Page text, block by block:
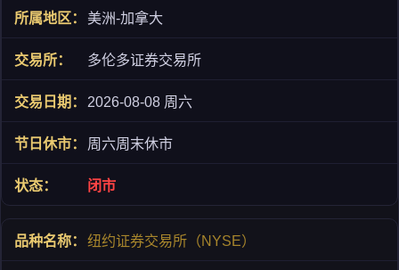
美洲-加拿大
多伦多证券交易所
2026-08-08 周六
周六周末休市
闭市
纽约证券交易所（NYSE）